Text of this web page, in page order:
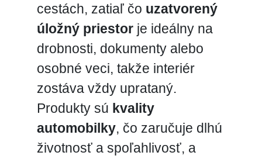
cestách, zatiaľ čo uzatvorený
úložný priestorje ideálny na
drobnosti, dokumenty alebo
osobné veci, takže interiér
zostáva vždy uprataný.
Produkty sú kvality
automobilky, čo zaručuje dlhú
životnosť a spoľahlivosť, a